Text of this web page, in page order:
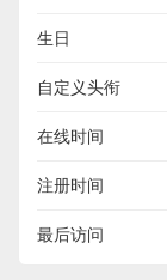
生日
自定义头衔
在线时间
注册时间
最后访问